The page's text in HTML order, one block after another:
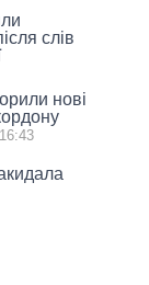
слів
нові